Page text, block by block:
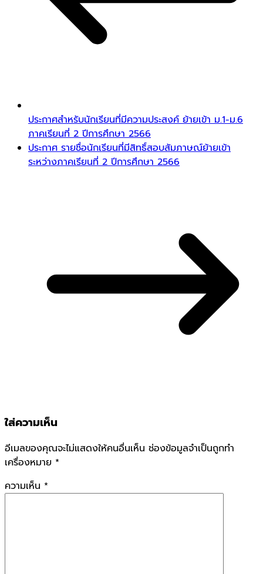
ประกาศสำหรับนักเรียนที่มีความประสงค์ ย้ายเข้า ม.1-ม.6
ภาคเรียนที่ 2 ปีการศึกษา 2566
ประกาศ รายชื่อนักเรียนที่มีสิทธิ์สอบสัมภาษณ์ย้ายเข้า
ระหว่างภาคเรียนที่ 2 ปีการศึกษา 2566
ใส่ความเห็น
อีเมลของคุณจะไม่แสดงให้คนอื่นเห็น ช่องข้อมูลจำเป็นถูกทำ
เครื่องหมาย *
ความเห็น *